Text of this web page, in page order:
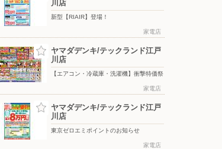
川店
新型【RIAIR】登場！
家電店
ヤマダデンキ/テックランド江戸
川店
【エアコン・冷蔵庫・洗濯機】衝撃特価祭
家電店
ヤマダデンキ/テックランド江戸
川店
東京ゼロエミポイントのお知らせ
家電店